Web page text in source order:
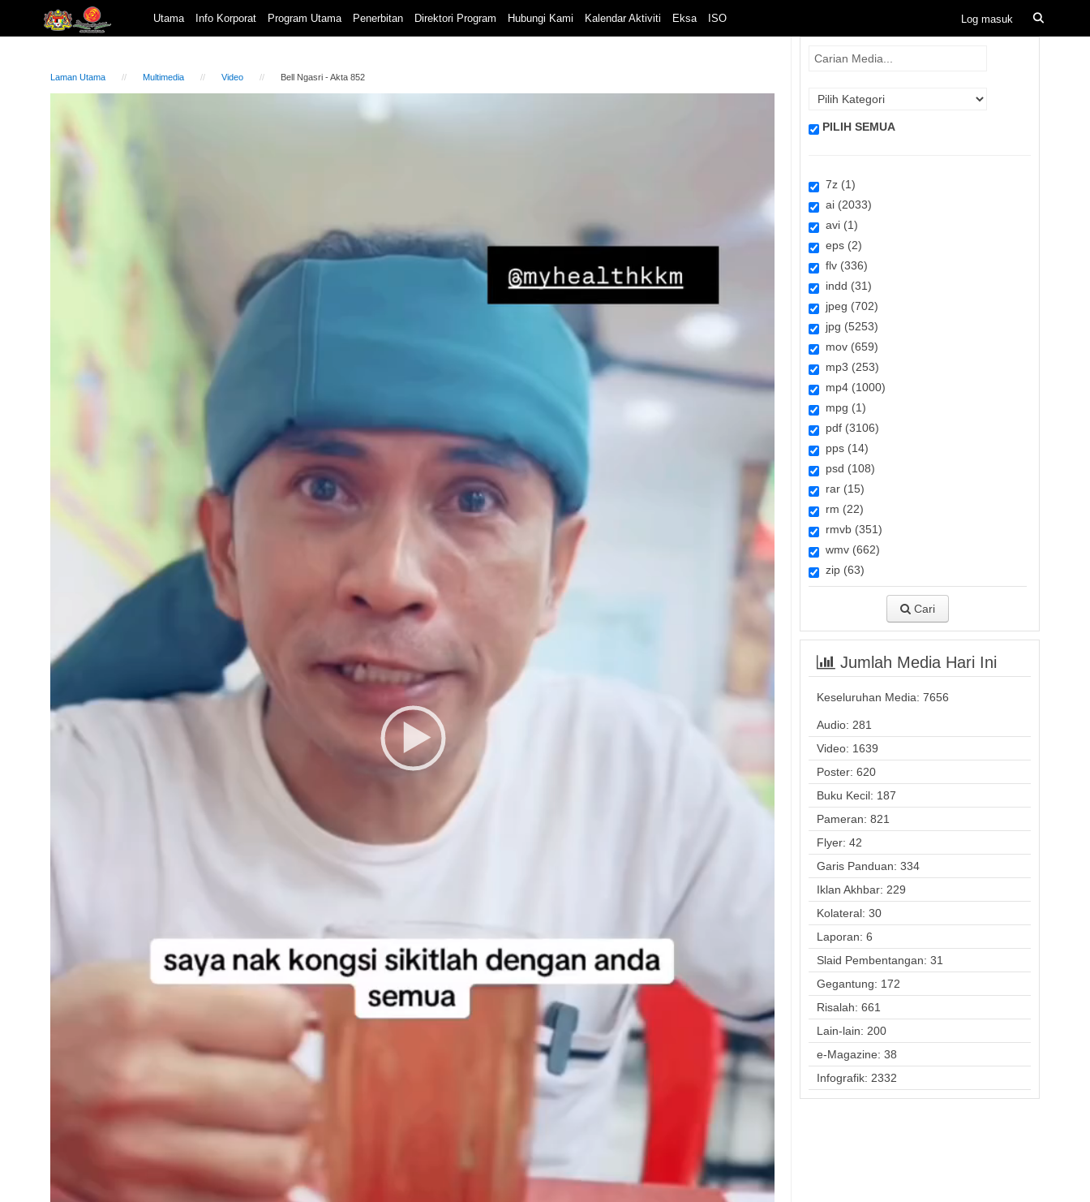
Utama Info Korporat Program Utama Penerbitan Direktori Program Hubungi Kami Kalendar Aktiviti Eksa ISO
Laman Utama Multimedia Video Bell Ngasri - Akta 852
PILIH SEMUA
7z (1)
ai (2033)
avi (1)
eps (2)
flv (336)
indd (31)
jpeg (702)
jpg (5253)
mov (659)
mp3 (253)
mp4 (1000)
mpg (1)
pdf (3106)
pps (14)
psd (108)
rar (15)
rm (22)
rmvb (351)
wmv (662)
zip (63)
Cari
Jumlah Media Hari Ini
Keseluruhan Media: 7656
Audio: 281
Video: 1639
Poster: 620
Buku Kecil: 187
Pameran: 821
Flyer: 42
Garis Panduan: 334
Iklan Akhbar: 229
Kolateral: 30
Laporan: 6
Slaid Pembentangan: 31
Gegantung: 172
Risalah: 661
Lain-lain: 200
e-Magazine: 38
Infografik: 2332